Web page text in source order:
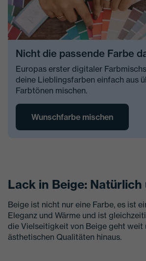
Nicht die passende Farbe
Europas erster digitaler
deine Lieblingsfarben einfach aus
Farbtönen mischen.
Wunschfarbe mischen
Lack in Beige:
Beige ist nicht nur eine Farbe, es ist
Eleganz und Wärme und ist
die Vielseitigkeit von Beige geht weit
ästhetischen Qualitäten hinaus.